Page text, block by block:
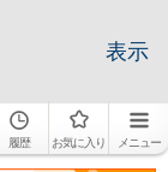
表示
履歴 お気に入り メニュー